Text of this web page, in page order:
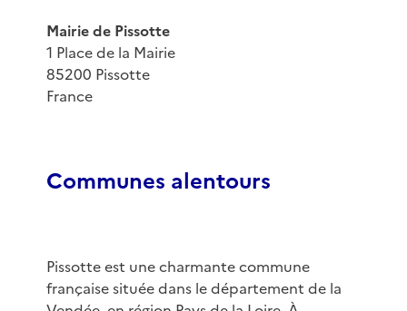
Mairie de Pissotte
1 Place de la Mairie
85200 Pissotte
France
Communes alentours
Pissotte est une charmante commune
française située dans le département de la